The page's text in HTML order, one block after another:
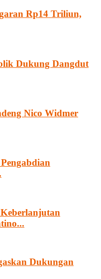
Rp14 Triliun,
Dukung Dangdut
Nico Widmer
Dukungan